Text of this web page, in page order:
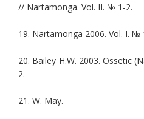
// Nartamonga. Vol. II. № 1-2.
19. Nartamonga 2006. Vol. I. №
20. Bailey H.W. 2003. Ossetic
2.
21. W. May.